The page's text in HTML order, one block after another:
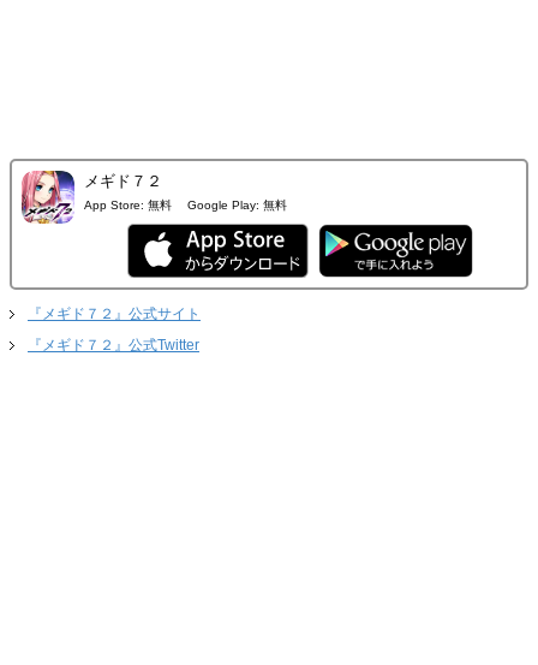
メギド７２
App Store: 無料 Google Play: 無料
『メギド７２』公式サイト
『メギド７２』公式Twitter